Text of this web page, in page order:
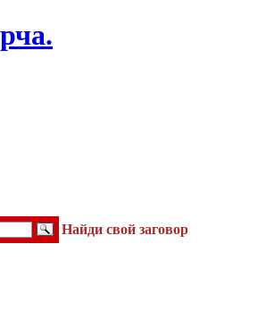
Найди свой заговор